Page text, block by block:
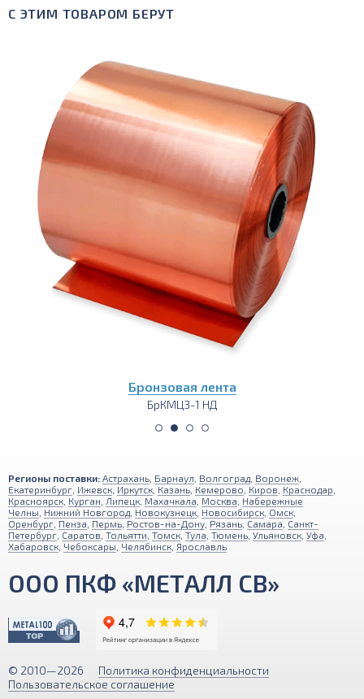
С ЭТИМ ТОВАРОМ БЕРУТ
Бронзовый пруток (круг)
БрКМЦ3-1 НД
Регионы поставки: Астрахань Барнаул Волгоград Воронеж
Екатеринбург Ижевск Иркутск Казань Кемерово Киров Краснодар
Красноярск Курган Липецк Махачкала Москва Набережные
Челны Нижний Новгород Новокузнецк Новосибирск Омск
Оренбург Пенза Пермь Ростов-на-Дону Рязань Самара Санкт-
Петербург Саратов Тольятти Томск Тула Тюмень Ульяновск Уфа
Хабаровск Чебоксары Челябинск Ярославль
ООО ПКФ «МЕТАЛЛ СВ»
© 2010—2026
Политика конфиденциальности
Пользовательское соглашение